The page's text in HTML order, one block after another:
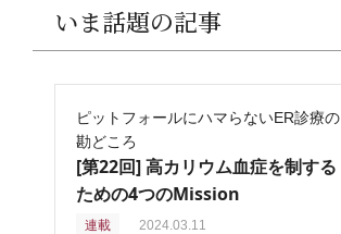
いま話題の記事
ピットフォールにハマらないER診療の
勘どころ
[第22回] 高カリウム血症を制する
ための4つのMission
連載 2024.03.11